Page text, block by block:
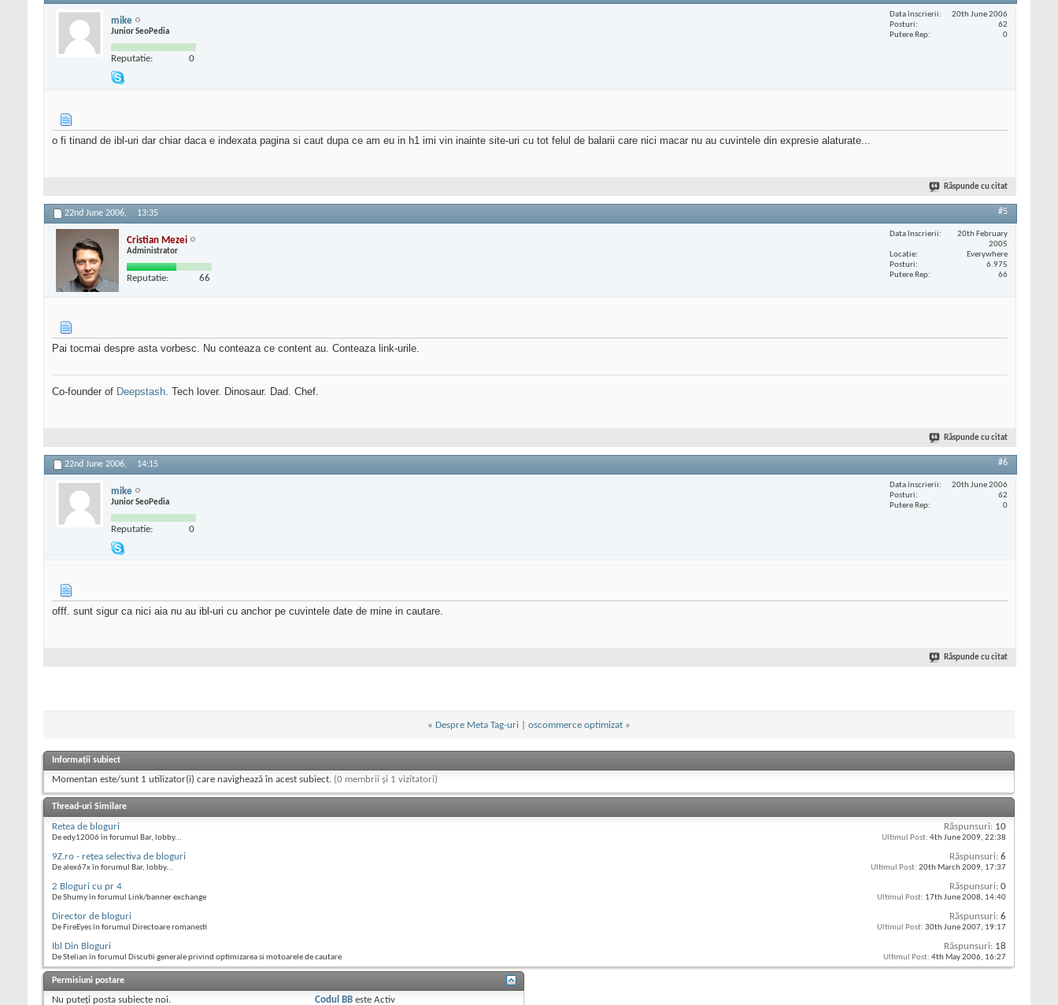
mike
Junior SeoPedia
Reputatie: 0
Data înscrierii
20th June 2006
Posturi
62
Putere Rep
0
o fi tinand de ibl-uri dar chiar daca e indexata pagina si caut dupa ce am eu in h1 imi vin inainte site-uri cu tot felul de balarii care nici macar nu au cuvintele din expresie alaturate...
Răspunde cu citat
22nd June 2006, 13:35 #5
Cristian Mezei
Administrator
Reputatie: 66
Data înscrierii
20th February
2005
Locaţie
Everywhere
Posturi
6.975
Putere Rep
66
Pai tocmai despre asta vorbesc. Nu conteaza ce content au. Conteaza link-urile.
Co-founder of Deepstash. Tech lover. Dinosaur. Dad. Chef.
Răspunde cu citat
22nd June 2006, 14:15 #6
mike
Junior SeoPedia
Reputatie: 0
Data înscrierii
20th June 2006
Posturi
62
Putere Rep
0
offf. sunt sigur ca nici aia nu au ibl-uri cu anchor pe cuvintele date de mine in cautare.
Răspunde cu citat
« Despre Meta Tag-uri oscommerce optimizat »
Informații subiect
Momentan este/sunt 1 utilizator(i) care navighează în acest subiect. (0 membrii și 1 vizitatori)
Thread-uri Similare
Retea de bloguri
De edy12006 în forumul Bar, lobby...
Răspunsuri: 10
Ultimul Post: 4th June 2009, 22:38
9Z.ro - reţea selectiva de bloguri
De alex67x în forumul Bar, lobby...
Răspunsuri: 6
Ultimul Post: 20th March 2009, 17:37
2 Bloguri cu pr 4
De Shumy în forumul Link/banner exchange
Răspunsuri: 0
Ultimul Post: 17th June 2008, 14:40
Director de bloguri
De FireEyes în forumul Directoare romanesti
Răspunsuri: 6
Ultimul Post: 30th June 2007, 19:17
Ibl Din Bloguri
De Stelian în forumul Discutii generale privind optimizarea si motoarele de cautare
Răspunsuri: 18
Ultimul Post: 4th May 2006, 16:27
Permisiuni postare
Nu puteţi posta subiecte noi. Codul BB esteActiv